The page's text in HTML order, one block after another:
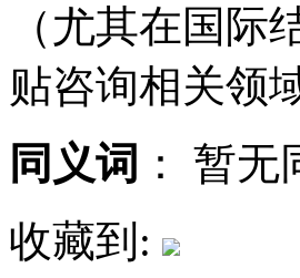
（尤其在国
贴咨询相关领
同义词 ： 暂无
收藏到: